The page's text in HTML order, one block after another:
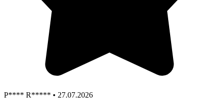
P**** R***** • 27.07.2026